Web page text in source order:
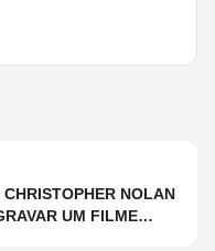
NOLAN
UM FILME